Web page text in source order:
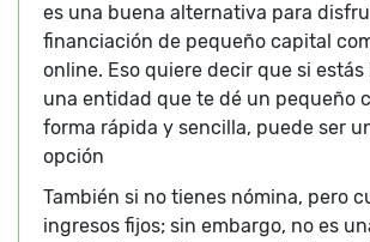
es una buena alternativa para
financiación de pequeño capital
online. Eso quiere decir que si
una entidad que te dé un pequeño
forma rápida y sencilla, puede ser
opción
También si no tienes nómina, pero
ingresos fijos; sin embargo, no es